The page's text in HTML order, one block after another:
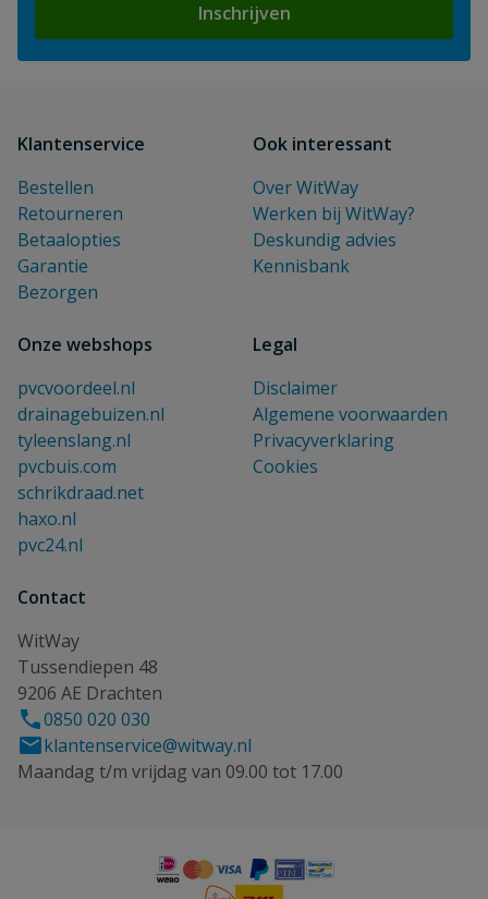
Inschrijven
Klantenservice
Bestellen
Retourneren
Betaalopties
Garantie
Bezorgen
Ook interessant
Over WitWay
Werken bij WitWay?
Deskundig advies
Kennisbank
Onze webshops
pvcvoordeel.nl
drainagebuizen.nl
tyleenslang.nl
pvcbuis.com
schrikdraad.net
haxo.nl
pvc24.nl
Legal
Disclaimer
Algemene voorwaarden
Privacyverklaring
Cookies
Contact
WitWay
Tussendiepen 48
9206 AE Drachten
0850 020 030
klantenservice@witway.nl
Maandag t/m vrijdag van 09.00 tot 17.00